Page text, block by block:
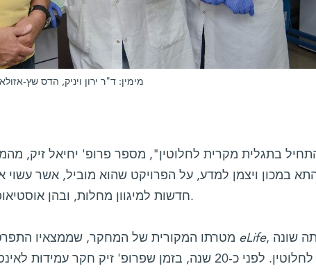
מימין: ד"ר ירון ויניק, הדס שץ-
במכון ויצמן למדע, על הפרויקט שהוא מוביל, אשר עשוי
חדשות למיגוון מחלות, ובהן אוסטיאופורוזיס, סוכרת, וסרטן הערמונית.
eLife, הייתה שונה
לחלוטין. לפני כ-20 שנה, בזמן שפרופ' זיק חקר